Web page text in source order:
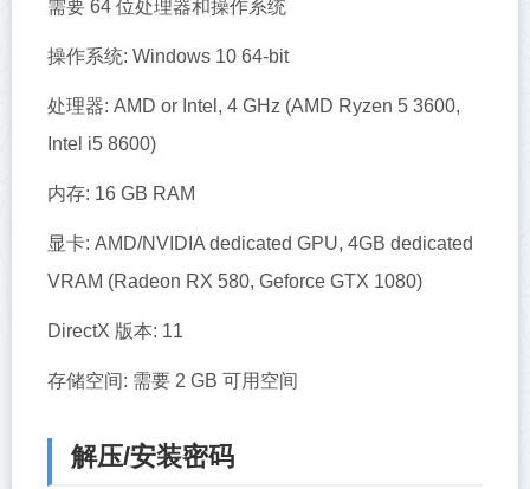
需要 64 位处理器和操作系统
操作系统: Windows 10 64-bit
处理器: AMD or Intel, 4 GHz (AMD Ryzen 5 3600,
Intel i5 8600)
内存: 16 GB RAM
显卡: AMD/NVIDIA dedicated GPU, 4GB dedicated
VRAM (Radeon RX 580, Geforce GTX 1080)
DirectX 版本: 11
存储空间: 需要 2 GB 可用空间
解压/安装密码